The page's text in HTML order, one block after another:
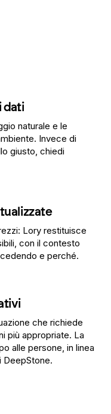
dati
naturale e le
Invece di
giusto, chiedi
Lory restituisce
con il contesto
e perché.
che richiede
più appropriate. La
alle persone, in linea